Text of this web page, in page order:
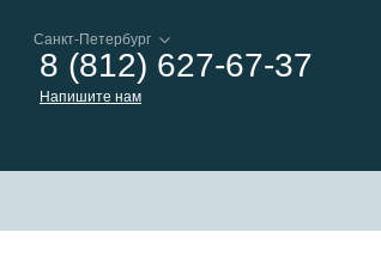
8 (812) 627-67-37
Напишите нам